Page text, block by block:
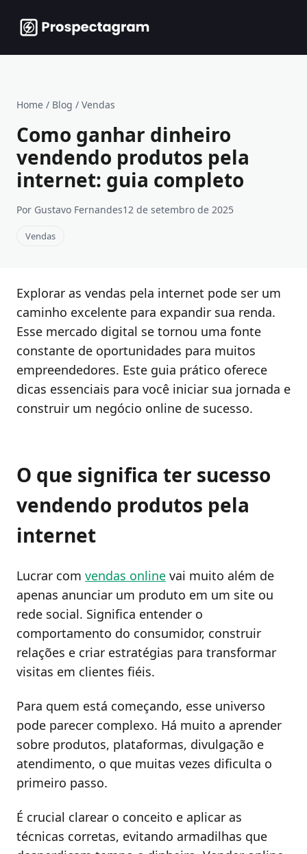
Home / Blog / Vendas
Como ganhar dinheiro
vendendo produtos pela
internet: guia completo
Por Gustavo Fernandes12 de setembro de 2025
Vendas
Explorar as vendas pela internet pode ser um
caminho excelente para expandir sua renda.
Esse mercado digital se tornou uma fonte
constante de oportunidades para muitos
empreendedores. Este guia prático oferece
dicas essenciais para você iniciar sua jornada e
construir um negócio online de sucesso.
O que significa ter sucesso
vendendo produtos pela
internet
Lucrar com vendas online vai muito além de
apenas anunciar um produto em um site ou
rede social. Significa entender o
comportamento do consumidor, construir
relações e criar estratégias para transformar
visitas em clientes fiéis.
Para quem está começando, esse universo
pode parecer complexo. Há muito a aprender
sobre produtos, plataformas, divulgação e
atendimento, o que muitas vezes dificulta o
primeiro passo.
É crucial clarear o conceito e aplicar as
técnicas corretas, evitando armadilhas que